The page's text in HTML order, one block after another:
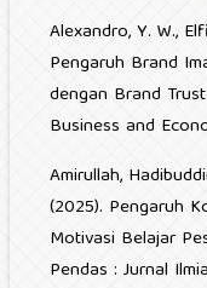
Alexandro, Y. W.,
Pengaruh Brand
dengan Brand
Business and
Amirullah,
(2025). Pengaruh
Motivasi Belajar
Pendas : Jurnal